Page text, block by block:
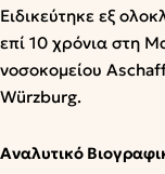
Ειδικεύτηκε εξ
επί 10 χρόνια στη
νοσοκομείου
Würzburg.
Αναλυτικό